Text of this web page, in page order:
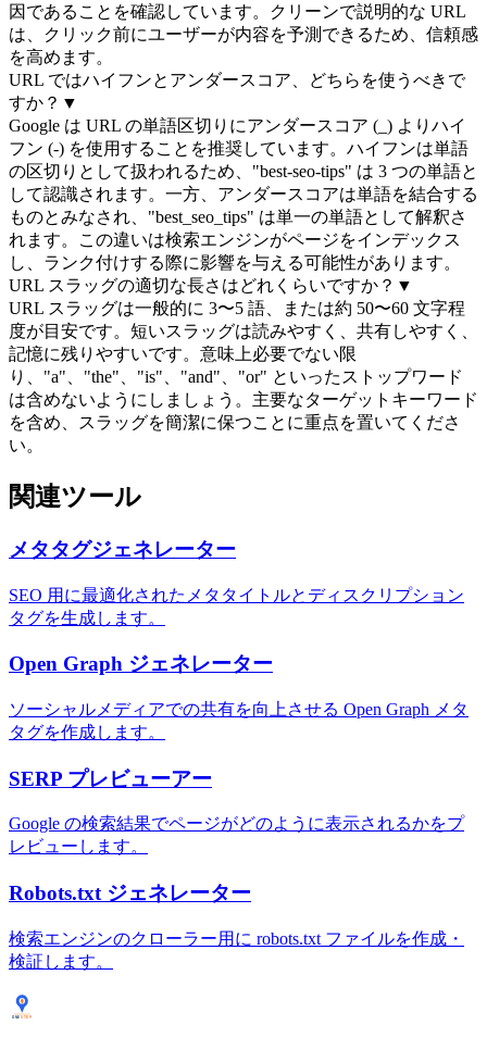
因であることを確認しています。クリーンで説明的な URL
は、クリック前にユーザーが内容を予測できるため、信頼感
を高めます。
URL ではハイフンとアンダースコア、どちらを使うべきで
すか？ ▼
Google は URL の単語区切りにアンダースコア (_) よりハイ
フン (-) を使用することを推奨しています。ハイフンは単語
の区切りとして扱われるため、"best-seo-tips" は 3 つの単語と
して認識されます。一方、アンダースコアは単語を結合する
ものとみなされ、"best_seo_tips" は単一の単語として解釈さ
れます。この違いは検索エンジンがページをインデックス
し、ランク付けする際に影響を与える可能性があります。
URL スラッグの適切な長さはどれくらいですか？ ▼
URL スラッグは一般的に 3〜5 語、または約 50〜60 文字程
度が目安です。短いスラッグは読みやすく、共有しやすく、
記憶に残りやすいです。意味上必要でない限
り、"a"、"the"、"is"、"and"、"or" といったストップワード
は含めないようにしましょう。主要なターゲットキーワード
を含め、スラッグを簡潔に保つことに重点を置いてくださ
い。
関連ツール
メタタグジェネレーター
SEO 用に最適化されたメタタイトルとディスクリプション
タグを生成します。
Open Graph ジェネレーター
ソーシャルメディアでの共有を向上させる Open Graph メタ
タグを作成します。
SERP プレビューアー
Google の検索結果でページがどのように表示されるかをプ
レビューします。
Robots.txt ジェネレーター
検索エンジンのクローラー用に robots.txt ファイルを作成・
検証します。